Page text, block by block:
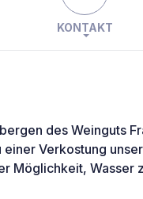
KONTAKT
des Weinguts
Verkostung
Möglichkeit, Wasser